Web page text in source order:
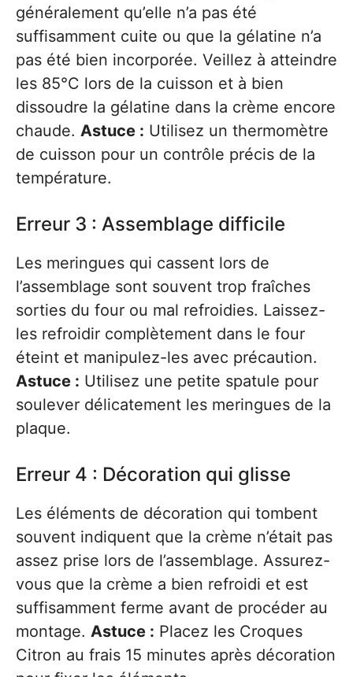
généralement qu’elle n’a pas été
suffisamment cuite ou que la gélatine n’a
pas été bien incorporée. Veillez à atteindre
les 85°C lors de la cuisson et à bien
dissoudre la gélatine dans la crème encore
chaude. Astuce : Utilisez un thermomètre
de cuisson pour un contrôle précis de la
température.
Erreur 3 : Assemblage difficile
Les meringues qui cassent lors de
l’assemblage sont souvent trop fraîches
sorties du four ou mal refroidies. Laissez-
les refroidir complètement dans le four
éteint et manipulez-les avec précaution.
Astuce : Utilisez une petite spatule pour
soulever délicatement les meringues de la
plaque.
Erreur 4 : Décoration qui glisse
Les éléments de décoration qui tombent
souvent indiquent que la crème n’était pas
assez prise lors de l’assemblage. Assurez-
vous que la crème a bien refroidi et est
suffisamment ferme avant de procéder au
montage. Astuce : Placez les Croques
Citron au frais 15 minutes après décoration